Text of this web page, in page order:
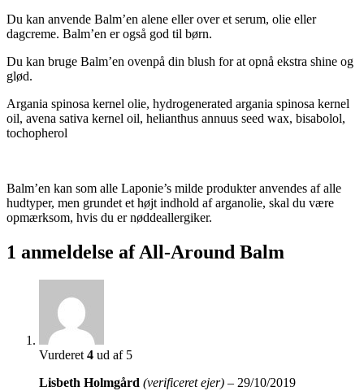
Du kan anvende Balm’en alene eller over et serum, olie eller
dagcreme. Balm’en er også god til børn.
Du kan bruge Balm’en ovenpå din blush for at opnå ekstra shine og
glød.
Argania spinosa kernel olie, hydrogenerated argania spinosa kernel
oil, avena sativa kernel oil, helianthus annuus seed wax, bisabolol,
tochopherol
Balm’en kan som alle Laponie’s milde produkter anvendes af alle
hudtyper, men grundet et højt indhold af arganolie, skal du være
opmærksom, hvis du er nøddeallergiker.
1 anmeldelse afAll-Around Balm
Vurderet 4 ud af 5
Lisbeth Holmgård (verificeret ejer) – 29/10/2019